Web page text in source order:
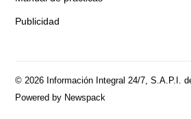
Publicidad
© 2026 Información Integral 24/7, S.A.P.I.
Powered by Newspack